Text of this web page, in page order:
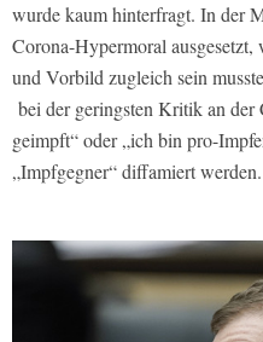
wurde kaum hinterfragt. In der
Corona-Hypermoral
und Vorbild zugleich sein
bei der geringsten Kritik an
geimpft“ oder „ich bin pro-
„Impfgegner“ diffamiert werden.